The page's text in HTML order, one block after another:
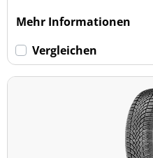
Mehr Informationen
Vergleichen